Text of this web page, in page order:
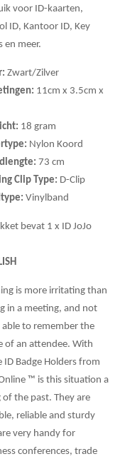
voor ID-kaarten,
ID, Kantoor ID, Key
en meer.
Zwart/Zilver
11cm x 3.5cm x
18 gram
Nylon Koord
73 cm
Clip Type: D-Clip
Vinylband
bevat 1 x ID JoJo
is more irritating than
in a meeting, and not
able to remember the
of an attendee. With
ID Badge Holders from
™ is this situation a
of the past. They are
reliable and sturdy
very handy for
conferences, trade